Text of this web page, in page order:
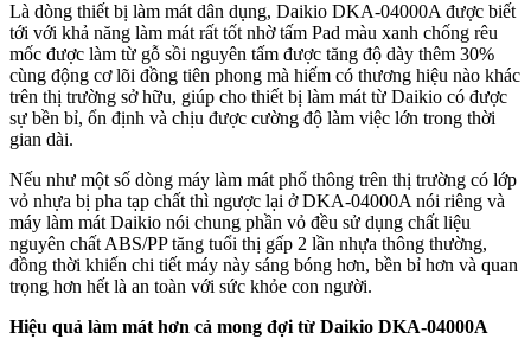
Là dòng thiết bị làm mát dân dụng, Daikio DKA-04000A được biết
tới với khả năng làm mát rất tốt nhờ tấm Pad màu xanh chống rêu
mốc được làm từ gỗ sồi nguyên tấm được tăng độ dày thêm 30%
cùng động cơ lõi đồng tiên phong mà hiếm có thương hiệu nào khác
trên thị trường sở hữu, giúp cho thiết bị làm mát từ Daikio có được
sự bền bỉ, ổn định và chịu được cường độ làm việc lớn trong thời
gian dài.
Nếu như một số dòng máy làm mát phổ thông trên thị trường có lớp
vỏ nhựa bị pha tạp chất thì ngược lại ở DKA-04000A nói riêng và
máy làm mát Daikio nói chung phần vỏ đều sử dụng chất liệu
nguyên chất ABS/PP tăng tuổi thị gấp 2 lần nhựa thông thường,
đồng thời khiến chi tiết máy này sáng bóng hơn, bền bỉ hơn và quan
trọng hơn hết là an toàn với sức khỏe con người.
Hiệu quả làm mát hơn cả mong đợi từ Daikio DKA-04000A